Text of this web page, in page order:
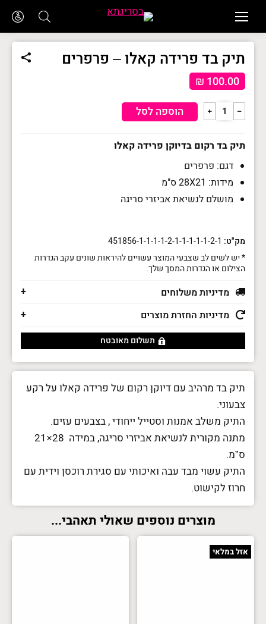
תיק בד פרידה קאלו – פרפרים
₪ 100.00
כמות
תיק
בד
פרידה
קאלו
﹣
﹢ הוספה לסל
תיק בד רקום בדיוקן פרידה קאלו
דגם: פרפרים
מידות: 28X21 ס"מ
מושלם לנשיאת אביזרי סריגה
מק"ט:
* יש לשים לב שצבעי המוצר עשויים להיראות שונים עקב הגדרות
הצילום או הגדרות המסך שלך.
מדיניות משלוחים
מדיניות החזרת מוצרים
תשלום מאובטח
תיק בד מרהיב עם דיוקן רקום של פרידה קאלו על רקע
צבעוני.
התיק משלב אמנות וסטייל ייחודי , בצבעים עזים.
מתנה מקורית לנשיאת אביזרי סריגה, במידה 28×21
ס”מ.
התיק עשוי מבד עבה ואיכותי עם סגירת רוכסן וידית עם
חרוז לקישוט.
מוצרים נוספים שאולי תאהבי...
אזל במלאי